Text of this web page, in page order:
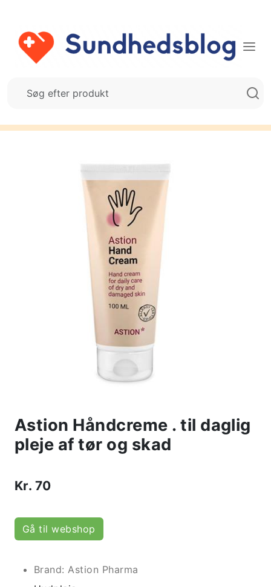
Astion Håndcreme . til daglig
pleje af tør og skad
Kr. 70
Gå til webshop
Brand: Astion Pharma